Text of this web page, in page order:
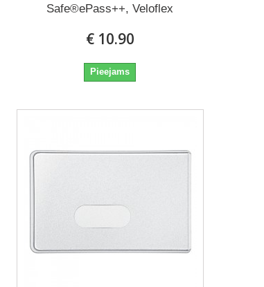
Safe®ePass++, Veloflex
€ 10.90
Pieejams